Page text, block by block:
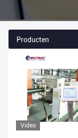
Producten
Video